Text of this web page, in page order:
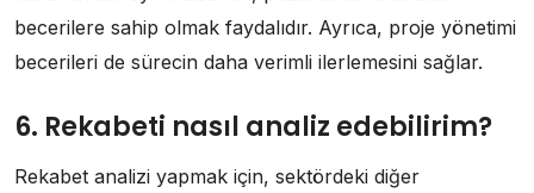
becerilere sahip olmak faydalıdır. Ayrıca, proje yönetimi
becerileri de sürecin daha verimli ilerlemesini sağlar.
6. Rekabeti nasıl analiz edebilirim?
Rekabet analizi yapmak için, sektördeki diğer